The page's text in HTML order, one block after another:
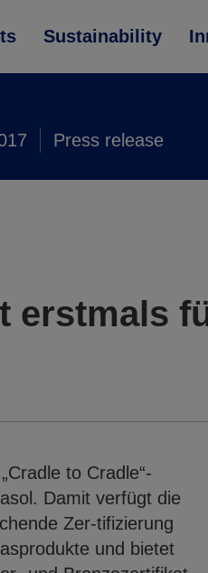
Sustainability
Press release
erstmals
to Cradle“-
Damit verfügt die
Zer-tifizierung
und bietet